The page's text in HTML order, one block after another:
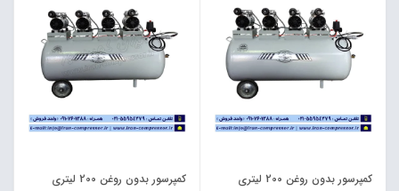
کمپرسور بدون روغن 200 لیتری
کمپرسور بدون روغن 200 لیتری